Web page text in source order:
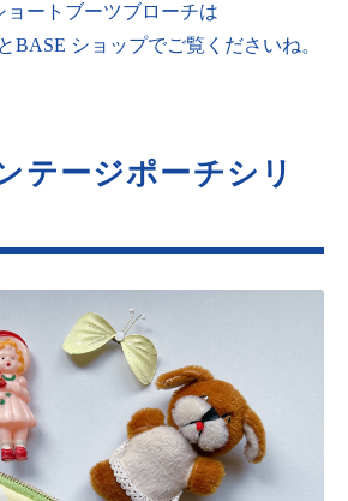
ョートブーツブローチは
BASE ショップでご覧くださいね。
テージポーチシリ